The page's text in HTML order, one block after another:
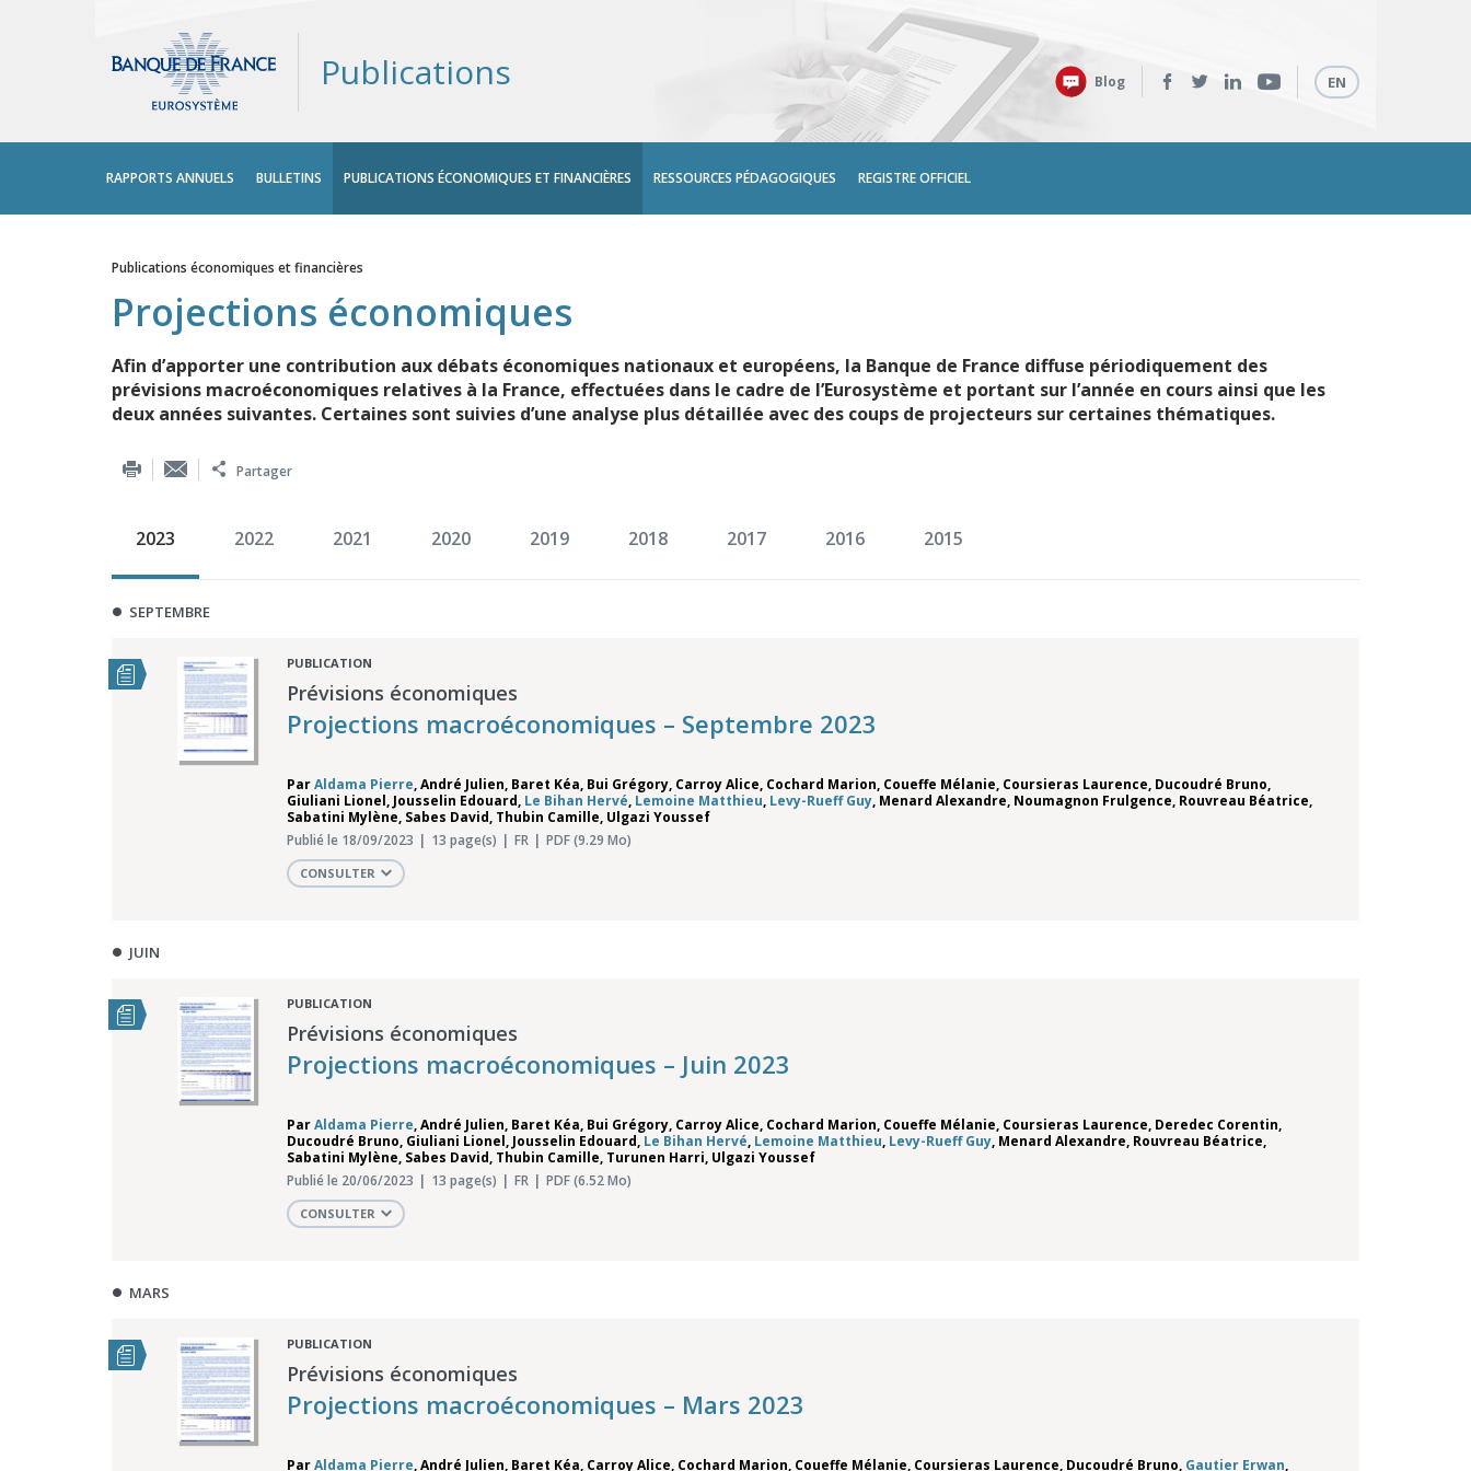
Publications
Retrouvez-
:
Blog Langues
EN
principal
RAPPORTS ANNUELS BULLETINS PUBLICATIONS ÉCONOMIQUES ET FINANCIÈRES RESSOURCES PÉDAGOGIQUES REGISTRE OFFICIEL
Vous êtes ici
Publications économiques et financières
Projections économiques
Afin d’apporter une contribution aux débats économiques nationaux et européens, la Banque de France diffuse périodiquement des
prévisions macroéconomiques relatives à la France, effectuées dans le cadre de l’Eurosystème et portant sur l’année en cours ainsi que les
deux années suivantes. Certaines sont suivies d’une analyse plus détaillée avec des coups de projecteurs sur certaines thématiques.
Partager
2023 2022 2021 2020 2019 2018 2017 2016 2015
SEPTEMBRE
PUBLICATION
Prévisions économiques
Projections macroéconomiques – Septembre 2023
ParAldama Pierre,André Julien, Baret Kéa, Bui Grégory, Carroy Alice, Cochard Marion, Coueffe Mélanie, Coursieras Laurence, Ducoudré Bruno,
Giuliani Lionel, Jousselin Edouard, Le Bihan Hervé, Lemoine Matthieu, Levy-Rueff Guy, Menard Alexandre, Noumagnon Frulgence, Rouvreau Béatrice,
Sabatini Mylène, Sabes David, Thubin Camille, Ulgazi Youssef
Publié le 18/09/2023
13 page(s) FR PDF (9.29 Mo)
CONSULTER
JUIN
PUBLICATION
Prévisions économiques
Projections macroéconomiques – Juin 2023
ParAldama Pierre,André Julien, Baret Kéa, Bui Grégory, Carroy Alice, Cochard Marion, Coueffe Mélanie, Coursieras Laurence, Deredec Corentin,
Ducoudré Bruno, Giuliani Lionel, Jousselin Edouard, Le Bihan Hervé, Lemoine Matthieu, Levy-Rueff Guy, Menard Alexandre, Rouvreau Béatrice,
Sabatini Mylène, Sabes David, Thubin Camille, Turunen Harri, Ulgazi Youssef
Publié le 20/06/2023
13 page(s) FR PDF (6.52 Mo)
CONSULTER
MARS
PUBLICATION
Prévisions économiques
Projections macroéconomiques – Mars 2023
ParAldama Pierre,André Julien, Baret Kéa, Carroy Alice, Cochard Marion, Coueffe Mélanie, Coursieras Laurence, Ducoudré Bruno, Gautier Erwan,